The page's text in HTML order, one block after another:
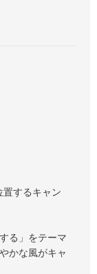
するキャン
る」をテーマ
かな風がキャ